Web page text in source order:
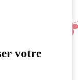
votre